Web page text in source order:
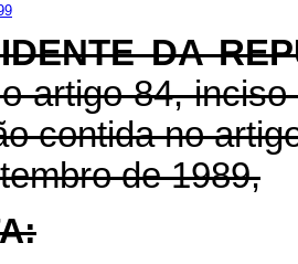
DA
artigo 84,
contida no
de 1989,